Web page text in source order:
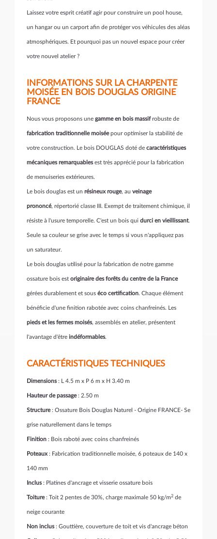
Laissez votre esprit créatif agir pour construire un pool house,
un hangar ou un carport afin de protéger vos véhicules des aléas
atmosphériques. Et pourquoi pas un nouvel espace pour créer
votre nouvel atelier ?
INFORMATIONS SUR LA CHARPENTE
MOISÉE EN BOIS DOUGLAS ORIGINE
FRANCE
Nous vous proposons une gamme en bois massifrobuste de
fabrication traditionnelle moiséepour optimiser la stabilité de
votre construction. Le bois DOUGLAS doté de caractéristiques
mécaniques remarquablesest très apprécié pour la fabrication
de menuiseries extérieures.
Le bois douglas est un résineux rouge, au veinage
prononcé, répertorié classe III. Exempt de traitement chimique, il
résiste à l'usure temporelle. C'est un bois qui durci en vieillissant.
Seule sa couleur se grise avec le temps si vous n'appliquez pas
un saturateur.
Le bois douglas utilisé pour la fabrication de notre gamme
ossature bois est originaire des forêts du centre de la France
gérées durablement et sous éco certification. Chaque élément
bénéficie d'une finition rabotée avec coins chanfreinés. Les
pieds et les fermes moisés, assemblés en atelier, présentent
l'avantage d'être indéformables.
CARACTÉRISTIQUES TECHNIQUES
Dimensions: L 4.5 m x P 6 m x H 3.40 m
Hauteur de passage: 2.50 m
Structure: Ossature Bois Douglas Naturel - Origine FRANCE- Se
grise naturellement dans le temps
Finition : Bois raboté avec coins chanfreinés
Poteaux: Fabrication traditionnelle moisée, 6 poteaux de 140 x
140 mm
Inclus: Platines d'ancrage et visserie ossature bois
Toiture: Toit 2 pentes de 30%, charge maximale 50 kg/m2 de
neige courante
Non inclus: Gouttière, couverture de toit et vis d'ancrage béton